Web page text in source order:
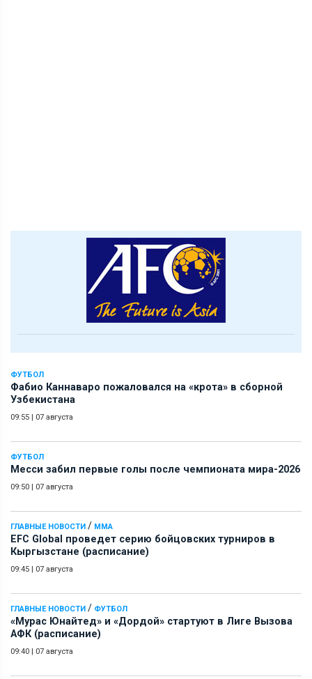
ФУТБОЛ
Фабио Каннаваро пожаловался на «крота» в сборной
Узбекистана
09:55 | 07 августа
ФУТБОЛ
Месси забил первые голы после чемпионата мира-2026
09:50 | 07 августа
ГЛАВНЫЕ НОВОСТИ / ММА
EFC Global проведет серию бойцовских турниров в
Кыргызстане (расписание)
09:45 | 07 августа
ГЛАВНЫЕ НОВОСТИ / ФУТБОЛ
«Мурас Юнайтед» и «Дордой» стартуют в Лиге Вызова
АФК (расписание)
09:40 | 07 августа